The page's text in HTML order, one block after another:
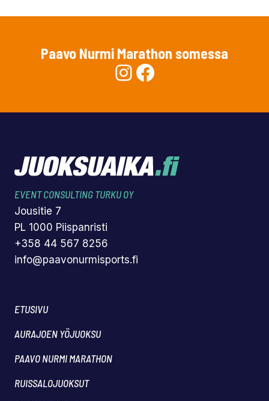
Paavo Nurmi Marathon somessa
Instagram
Facebook
EVENT CONSULTING TURKU OY
Jousitie 7
PL 1000 Piispanristi
+358 44 567 8256
info@paavonurmisports.fi
ETUSIVU
AURAJOEN YÖJUOKSU
PAAVO NURMI MARATHON
RUISSALOJUOKSUT